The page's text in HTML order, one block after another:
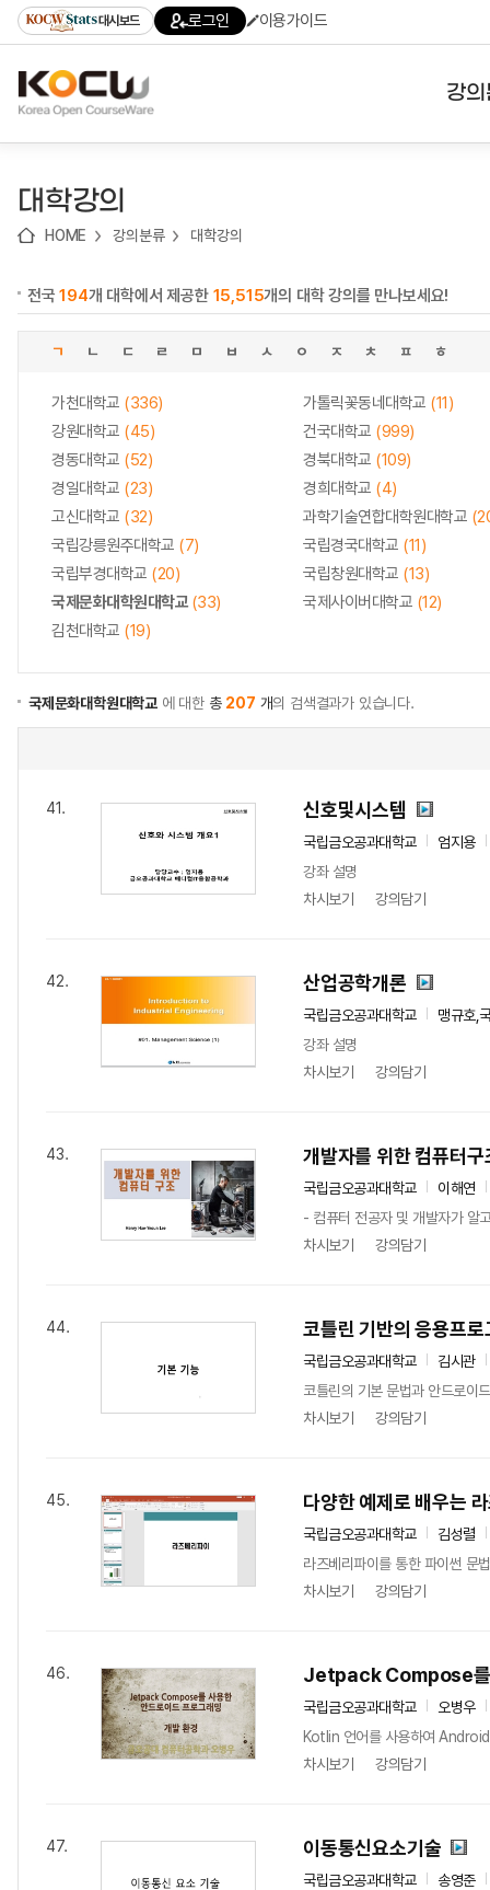
기
기
기
content)
가
대시보드 로그인 이용가이드
강
대학강의
HOME 강의분류 대학강의
전국194개 대학에서 제공한 15,515개의 대학 강의를 만나보세요!
ㄱ ㄴ ㄷ ㄹ ㅁ ㅂ ㅅ ㅇ ㅈ ㅊ ㅍ ㅎ
가천대학교 (336) 가톨릭꽃동네대학교 (11)
강원대학교 (45) 건국대학교 (999)
경동대학교 (52) 경북대학교 (109)
경일대학교 (23) 경희대학교 (4)
고신대학교 (32) 과학기술연합대학원대학교
국립강릉원주대학교 (7) 국립경국대학교 (11)
국립부경대학교 (20) 국립창원대학교 (13)
국제문화대학원대학교(33) 국제사이버대학교 (12)
김천대학교 (19)
국제문화대학원대학교 에 대한 총 207 개의 검색결과가 있습니다.
41. 신호및시스템
국립금오공과대학교
엄지용
강좌 설명
차시보기
강의담기
42. 산업공학개론
국립금오공과대학교
맹규호,
강좌 설명
차시보기
강의담기
43. 개발자를 위한 컴퓨터구
국립금오공과대학교
이해연
- 컴퓨터 전공자 및 개발자가 알
차시보기
강의담기
44. 코틀린 기반의 응용프로
국립금오공과대학교
김시관
코틀린의 기본 문법과 안드로이
차시보기
강의담기
45. 다양한 예제로 배우는
국립금오공과대학교
김성렬
라즈베리파이를 통한 파이썬 문
차시보기
강의담기
46. Jetpack Compose를
국립금오공과대학교
오병우
Kotlin 언어를 사용하여
차시보기
강의담기
47. 이동통신요소기술
국립금오공과대학교
송영준